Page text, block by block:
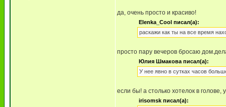
да, очень просто и красиво!
Elenka_Cool писал(а):
раскажи как ты на все время
просто пару вечеров бросаю
Юлия Шмакова писал(а):
У нее явно в сутках часов
если бы! а столько хотелок в
irisomsk писал(а):